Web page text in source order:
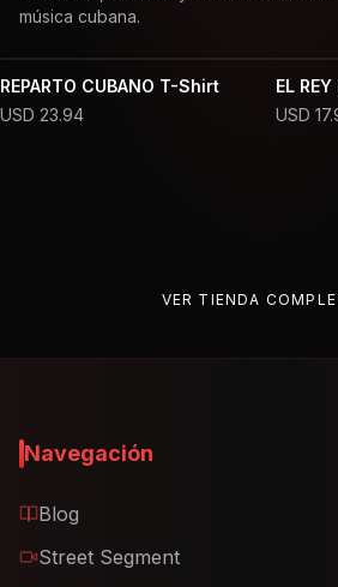
música cubana.
REPARTO CUBANO T-Shirt
USD 23.94
EL REY
USD
VER TIENDA
Navegación
Blog
Street Segment